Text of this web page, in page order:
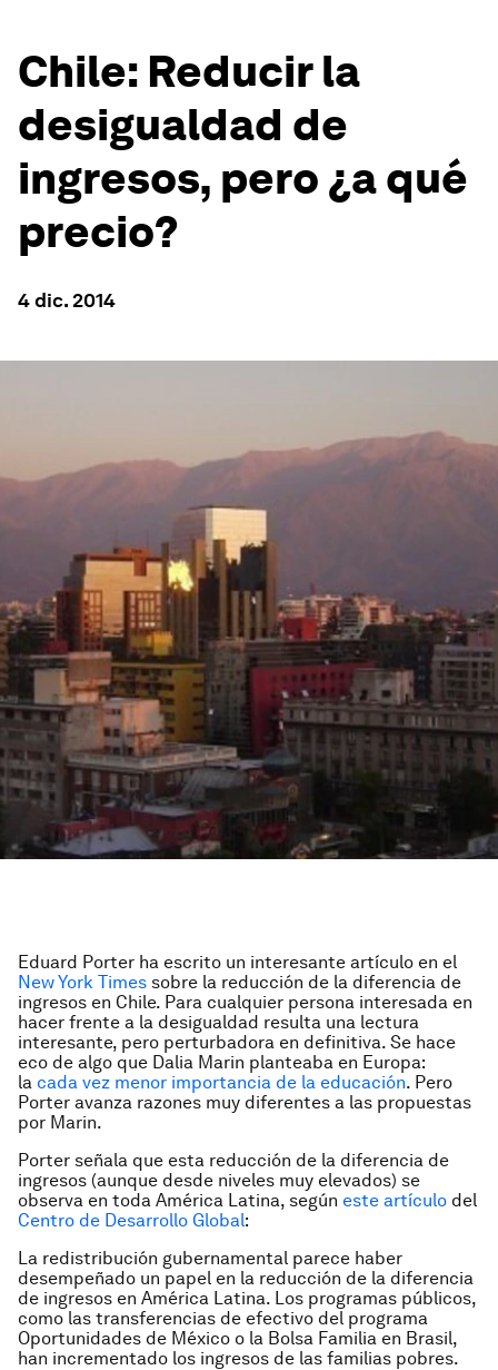
Chile: Reducir la
desigualdad de
ingresos, pero ¿a qué
precio?
4 dic. 2014
Eduard Porter ha escrito un interesante artículo en el
New York Times sobre la reducción de la diferencia de
ingresos en Chile. Para cualquier persona interesada en
hacer frente a la desigualdad resulta una lectura
interesante, pero perturbadora en definitiva. Se hace
eco de algo que Dalia Marin planteaba en Europa:
la cada vez menor importancia de la educación. Pero
Porter avanza razones muy diferentes a las propuestas
por Marin.
Porter señala que esta reducción de la diferencia de
ingresos (aunque desde niveles muy elevados) se
observa en toda América Latina, según este artículo del
Centro de Desarrollo Global:
La redistribución gubernamental parece haber
desempeñado un papel en la reducción de la diferencia
de ingresos en América Latina. Los programas públicos,
como las transferencias de efectivo del programa
Oportunidades de México o la Bolsa Familia en Brasil,
han incrementado los ingresos de las familias pobres.